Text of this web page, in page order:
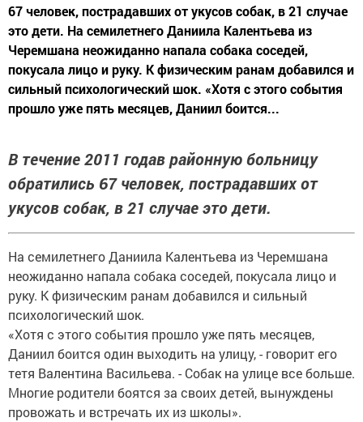
67 человек, пострадавших от укусов собак, в 21 случае
это дети. На семилетнего Даниила Калентьева из
Черемшана неожиданно напала собака соседей,
покусала лицо и руку. К физическим ранам добавился и
сильный психологический шок. «Хотя с этого события
прошло уже пять месяцев, Даниил боится...
В течение 2011 годав районную больницу
обратились 67 человек, пострадавших от
укусов собак, в 21 случае это дети.
На семилетнего Даниила Калентьева из Черемшана
неожиданно напала собака соседей, покусала лицо и
руку. К физическим ранам добавился и сильный
психологический шок.
«Хотя с этого события прошло уже пять месяцев,
Даниил боится один выходить на улицу, - говорит его
тетя Валентина Васильева. - Собак на улице все больше.
Многие родители боятся за своих детей, вынуждены
провожать и встречать их из школы».